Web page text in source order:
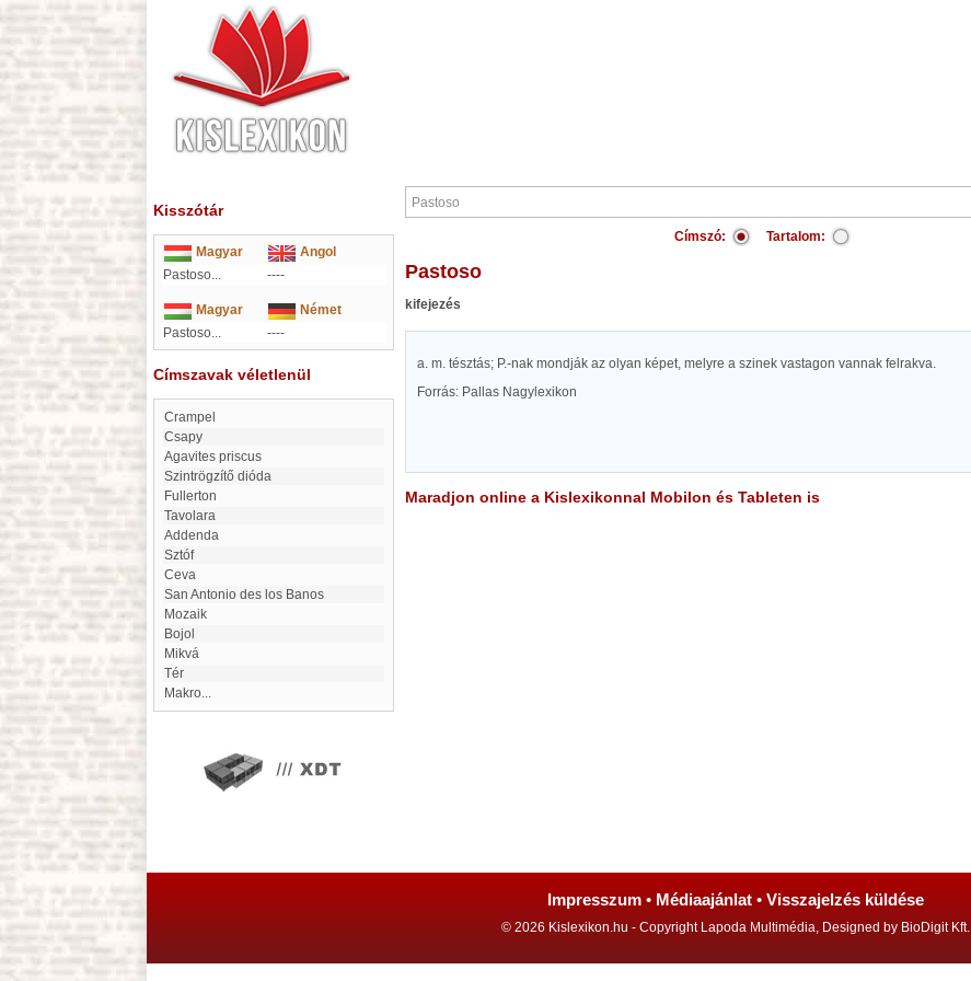
Kisszótár
Magyar
Angol
Pastoso...
----
Magyar
Német
Pastoso...
----
Címszavak véletlenül
Crampel
Csapy
Agavites priscus
szintrögzítő dióda
Fullerton
Tavolara
addenda
Sztóf
Ceva
San Antonio des los Banos
Mozaik
Bojol
Mikvá
tér
Makro...
Címszó: Tartalom:
Pastoso
kifejezés
a. m. tésztás; P.-nak mondják az olyan képet, melyre a szinek vastagon vannak felrakva.
Forrás: Pallas Nagylexikon
Maradjon online a Kislexikonnal Mobilon és Tableten is
Impresszum • Médiaajánlat • Visszajelzés küldése
© 2026 Kislexikon.hu - Copyright Lapoda Multimédia, Designed by BioDigit Kft.